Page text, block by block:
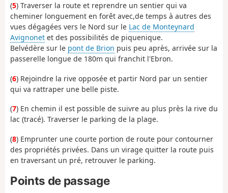
(5) Traverser la route et reprendre un sentier qui va
cheminer longuement en forêt avec,de temps à autres des
vues dégagées vers le Nord sur le Lac de Monteynard
Avignonet et des possibilités de piquenique.
Belvédère sur le pont de Brion puis peu après, arrivée sur la
passerelle longue de 180m qui franchit l'Ebron.
(6) Rejoindre la rive opposée et partir Nord par un sentier
qui va rattraper une belle piste.
(7) En chemin il est possible de suivre au plus près la rive du
lac (tracé). Traverser le parking de la plage.
(8) Emprunter une courte portion de route pour contourner
des propriétés privées. Dans un virage quitter la route puis
en traversant un pré, retrouver le parking.
Points de passage